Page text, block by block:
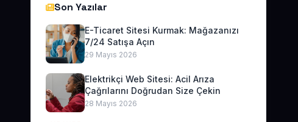
Son Yazılar
E-Ticaret Sitesi Kurmak: Mağazanızı
7/24 Satışa Açın
29 Mayıs 2026
Elektrikçi Web Sitesi: Acil Arıza
Çağrılarını Doğrudan Size Çekin
28 Mayıs 2026